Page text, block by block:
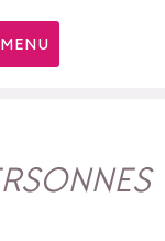
MENU